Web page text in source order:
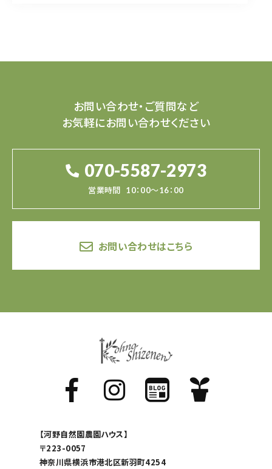
お問い合わせ・ご質問など
お気軽にお問い合わせください
070-5587-2973
営業時間 10：00～16：00
お問い合わせはこちら
【河野自然園農園ハウス】
〒223-0057
神奈川県横浜市港北区新羽町4254